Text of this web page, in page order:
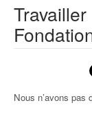
LA FONDATION
NOS ACTIONS
TRAVAILLER /
Nous n’avons pas